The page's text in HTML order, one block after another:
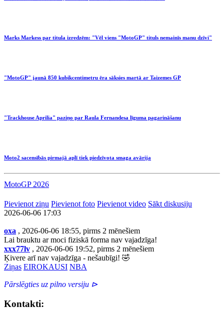
Marks Markess par titula izredzēm: "Vēl viens "MotoGP" tituls nemainīs manu dzīvi"
"MotoGP" jaunā 850 kubikcentimetru ēra sāksies martā ar Taizemes GP
"Trackhouse Aprilia" paziņo par Raula Fernandesa līguma pagarināšanu
Moto2 sacensībās pirmajā aplī tiek piedzīvota smaga avārija
MotoGP 2026
Pievienot ziņu Pievienot foto Pievienot video Sākt diskusiju
2026-06-06 17:03
oxa , 2026-06-06 18:55, pirms 2 mēnešiem
Lai brauktu ar moci fiziskā forma nav vajadzīga!
xxx77lv , 2026-06-06 19:52, pirms 2 mēnešiem
Ķivere arī nav vajadzīga - nešaubīgi! 🤣
Ziņas EIROKAUSI NBA
Pārslēgties uz pilno versiju ⊳
Kontakti: